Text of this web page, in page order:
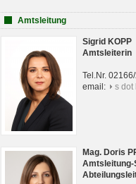
Amtsleitung
Sigrid KOPP
Amtsleiterin
Tel.Nr.
email:
s dot
Mag. Doris